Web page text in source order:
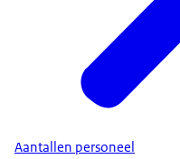
Aantallen personeel